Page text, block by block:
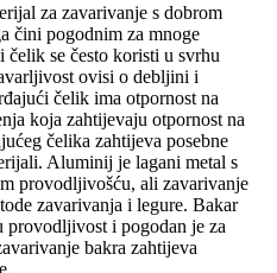
za zavarivanje s dobrom
čini pogodnim za mnoge
se često koristi u svrhu
ovisi o debljini i
čelik ima otpornost na
koja zahtijevaju otpornost na
čelika zahtijeva posebne
Aluminij je lagani metal s
provodljivošću, ali zavarivanje
zavarivanja i legure. Bakar
i pogodan je za
bakra zahtijeva